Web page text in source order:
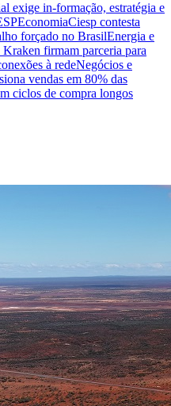
exige in-formação, estratégia e
EconomiaCiesp contesta
forçado no BrasilEnergia e
firmam parceria para
à redeNegócios e
vendas em 80% das
ciclos de compra longos